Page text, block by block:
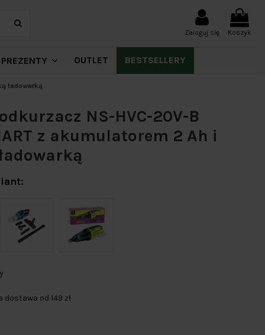
Zaloguj się Koszyk
PREZENTY OUTLET BESTSELLERY
ładowarką
NS-HVC-20V-B
z akumulatorem 2 Ah i
dostawa od 149 zł